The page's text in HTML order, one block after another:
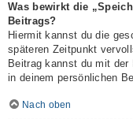
Was bewirkt die
Beitrags?
Hiermit kannst du die
späteren Zeitpunkt
Beitrag kannst du mit der
in deinem persönlichen
Nach oben